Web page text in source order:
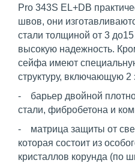
Pro 343S EL+DB
швов, они
стали толщиной от 3
высокую надежность.
сейфа имеют
структуру, включающую 2
- барьер двойной
стали, фибробетона и
- матрица защиты от
которая состоит из
кристаллов корунда (по